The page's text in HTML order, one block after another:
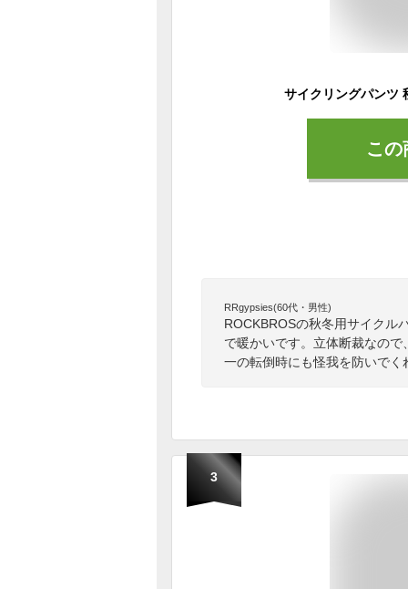
こ
RRgypsies(60代・男性)
ROCKBROSの秋冬用サイクル
で暖かいです。立体断裁なの
一の転倒時にも怪我を防いでく
3